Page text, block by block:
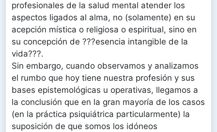
profesionales de la salud mental atender los
aspectos ligados al alma, no (solamente) en su
acepción mística o religiosa o espiritual, sino en
su concepción de ???esencia intangible de la
vida???.
Sin embargo, cuando observamos y analizamos
el rumbo que hoy tiene nuestra profesión y sus
bases epistemológicas u operativas, llegamos a
la conclusión que en la gran mayoría de los casos
(en la práctica psiquiátrica particularmente) la
suposición de que somos los idóneos